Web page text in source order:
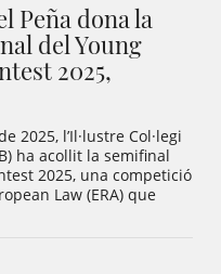
Peña dona la
del Young
2025,
2025, l’Il·lustre Col·legi
ha acollit la semifinal
2025, una competició
Law (ERA) que